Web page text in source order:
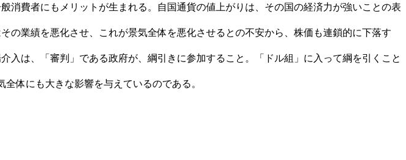
費者にもメリットが生まれる。自国通貨の値上がりは、その国の経済力が強いことの表
業績を悪化させ、これが景気全体を悪化させるとの不安から、株価も連鎖的に下落す
入は、「審判」である政府が、綱引きに参加すること。「ドル組」に入って綱を引くこと
体にも大きな影響を与えているのである。